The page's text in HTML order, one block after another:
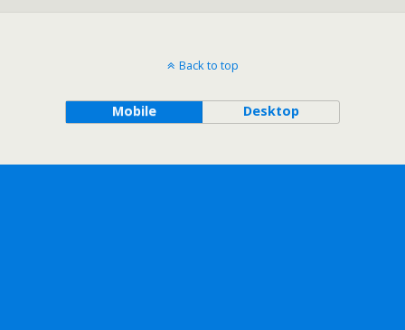
Back to top
Mobile Desktop